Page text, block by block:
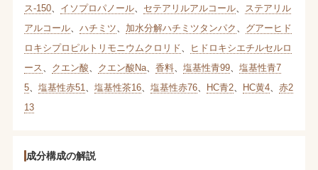
ス-150、 イソプロパノール、 セテアリルアルコール、
ステアリル
アルコール、 ハチミツ 加水分解ハチミツタンパク
グアーヒド
ロキシプロピルトリモニウムクロリド
ヒドロキシエチルセルロ
ース
クエン酸 クエン酸Na、 香料、 塩基性青99、 塩基性青7
5、 塩基性赤51 塩基性茶16、 塩基性赤76、 HC青2、 HC黄4、 赤2
13
成分構成の解説